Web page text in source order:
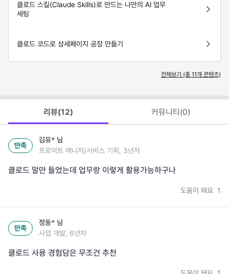
클로드 스킬(Claude Skills)로 만드는 나만의 AI 업무
세팅
클로드 코드로 상세페이지 공장 만들기
전체보기 (총 11개 콘텐츠)
리뷰(12) 커뮤니티(0)
만족
김유* 님
프로덕트 매니저/서비스 기획, 3년차
클로드 말만 들었는데 업무랑 이렇게 활용가능하구나
도움이 돼요 1
만족
정동* 님
사업 개발, 6년차
클로드 사용 경험담은 무조건 추천